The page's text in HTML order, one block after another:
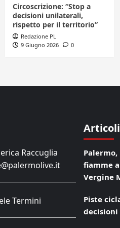
Circoscrizione: “Stop a
decisioni unilaterali,
rispetto per il territorio”
Redazione PL
9 Giugno 2026
0
Raccuglia
Termini
fiamme
Vergine
Piste